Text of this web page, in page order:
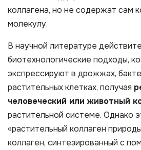
коллагена, но не содержат сам
молекулу.
В научной литературе
биотехнологические подходы,
экспрессируют в дрожжах,
растительных клетках, получая
человеческий или животный
растительной системе. Однако
«растительный коллаген
коллаген, синтезированный с